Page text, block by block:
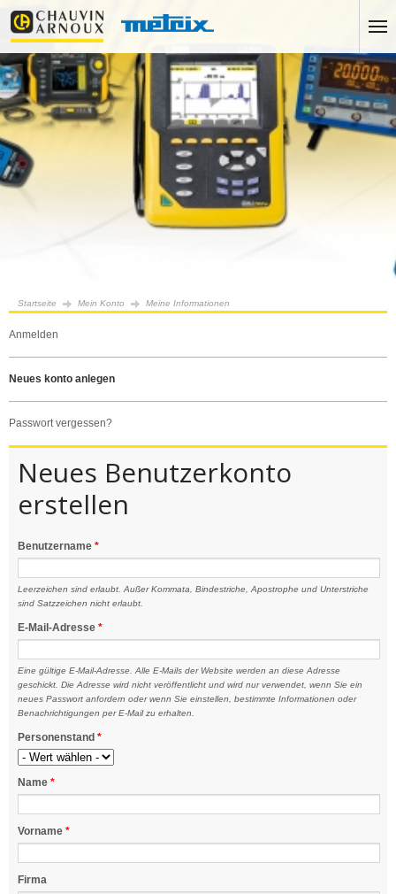
Startseite Mein Konto Meine Informationen
anmelden
neues konto anlegen
passwort vergessen?
Neues Benutzerkonto
erstellen
Benutzername *
Leerzeichen sind erlaubt. Außer Kommata, Bindestriche, Apostrophe und Unterstriche
sind Satzzeichen nicht erlaubt.
E-Mail-Adresse *
Eine gültige E-Mail-Adresse. Alle E-Mails der Website werden an diese Adresse
geschickt. Die Adresse wird nicht veröffentlicht und wird nur verwendet, wenn Sie ein
neues Passwort anfordern oder wenn Sie einstellen, bestimmte Informationen oder
Benachrichtigungen per E-Mail zu erhalten.
Personenstand *
Name *
Vorname *
Firma